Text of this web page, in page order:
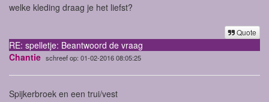
welke kleding draag je het liefst?
Quote
RE: spelletje: Beantwoord de vraag
Chantie schreef op: 01-02-2016 08:05:25
Spijkerbroek en een trui/vest